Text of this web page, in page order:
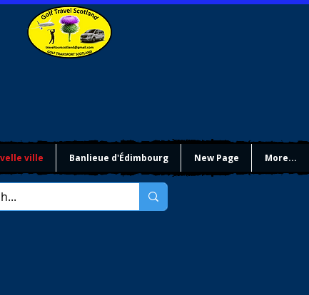
ville Banlieue d'Édimbourg New Page More...